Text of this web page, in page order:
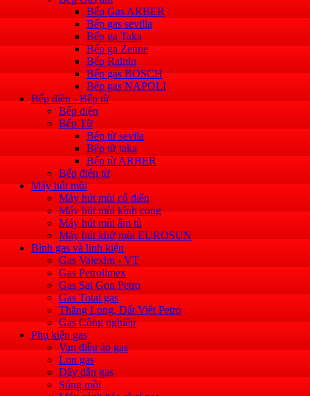
Bếp Gas ARBER
Bếp gas sevilla
Bếp ga Taka
Bếp ga Zenne
Bếp Rainin
Bếp gas BOSCH
Bếp gas NAPOLI
Bếp điện - Bếp từ
Bếp điện
Bếp Từ
Bếp từ sevila
Bếp từ taka
Bếp từ ARBER
Bếp điện từ
Máy hút mùi
Máy hút mùi cổ điển
Máy hút mùi kính cong
Máy hút mùi âm tủ
Máy hút khử mùi EUROSUN
Bình gas và linh kiện
Gas Valexim - VT
Gas Petrolimex
Gas Sai Gon Petro
Gas Total gas
Thăng Long, Đất Việt Petro
Gas Công nghiệp
Phụ kiện gas
Van điều áp gas
Lon gas
Dây dẫn gas
Súng mồi